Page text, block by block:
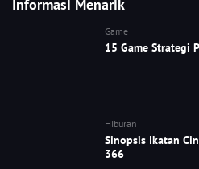
Informasi Menarik
Game
15 Game Strategi
Hiburan
Sinopsis Ikatan
366